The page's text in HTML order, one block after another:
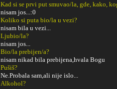
Kad si se prvi put smuvao/la, gde, kako,
nisam jos...:0
Koliko si puta bio/la u vezi?
nisam bila u vezi...
Ljubio/la?
nisam jos...
Bio/la prebijen/a?
nisam nikad bila prebijena,hvala Bogu
Pušiš?
Ne.Probala sam,ali nije islo...
Alkohol?